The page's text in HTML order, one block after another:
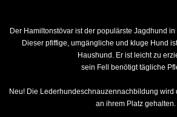
Der Hamiltonstövar ist der populärste Jagdhund
Dieser pfiffige, umgängliche und kluge Hund
Haushund. Er ist leicht zu
sein Fell benötigt tägliche
Neu! Die Lederhundeschnauzennachbildung wird
an ihrem Platz gehalten.